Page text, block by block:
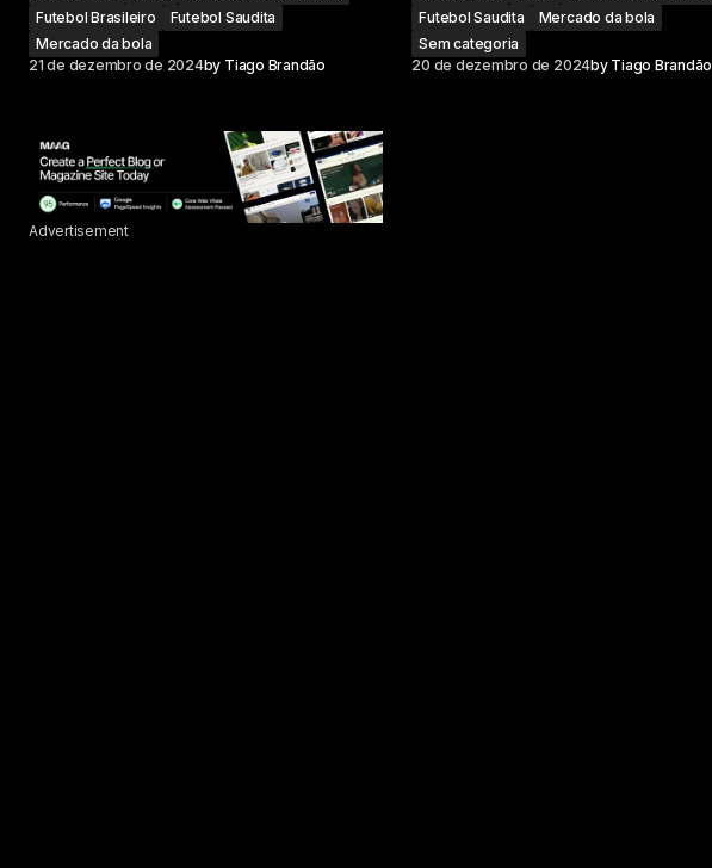
Futebol Brasileiro
Futebol Saudita
Mercado da bola
21 de dezembro de 2024by Tiago Brandão
Futebol Saudita
Mercado da bola
Sem categoria
20 de dezembro de 2024by Tiago Brandão
Advertisement